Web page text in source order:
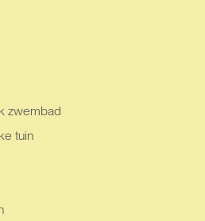
zwembad
tuin